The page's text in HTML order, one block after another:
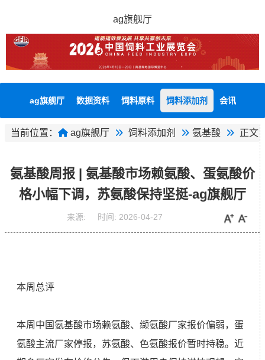
ag旗舰厅
ag旗舰厅 数据资料 饲料原料 饲料添加剂 会讯
当前位置： ag旗舰厅 饲料添加剂 氨基酸 正文
氨基酸周报 | 氨基酸市场赖氨酸、蛋氨酸价
格小幅下调，苏氨酸保持坚挺-ag旗舰厅
来源: 时间: 2026-04-27
本周总评
本周中国氨基酸市场赖氨酸、缬氨酸厂家报价偏弱，蛋
氨酸主流厂家停报，苏氨酸、色氨酸报价暂时持稳。近